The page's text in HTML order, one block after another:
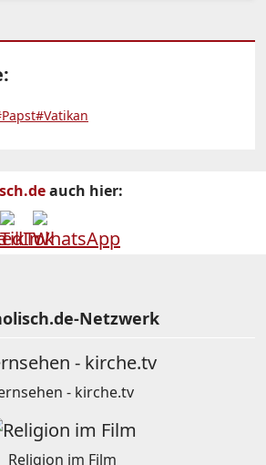
#Vatikan
auch hier:
Netzwerk
- kirche.tv
Religion im Film